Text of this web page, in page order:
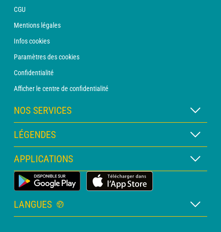
CGU
Mentions légales
Infos cookies
Paramètres des cookies
Confidentialité
Afficher le centre de confidentialité
NOS SERVICES
Abonnement METEO Xpert
Abonnement METEO PRO
Consultation avec un prévisionniste
Bulletin PRO
LÉGENDES
Légende des cartes
Légende des pictogrammes
Glossaire
APPLICATIONS
Application Météo Terrestre
LANGUES